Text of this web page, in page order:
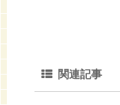
関連記事